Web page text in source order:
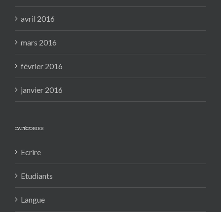
avril 2016
mars 2016
février 2016
janvier 2016
CATÉGORIES
Ecrire
Etudiants
Langue